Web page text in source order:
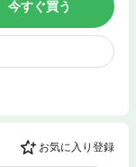
今すぐ買う
お気に入り登録